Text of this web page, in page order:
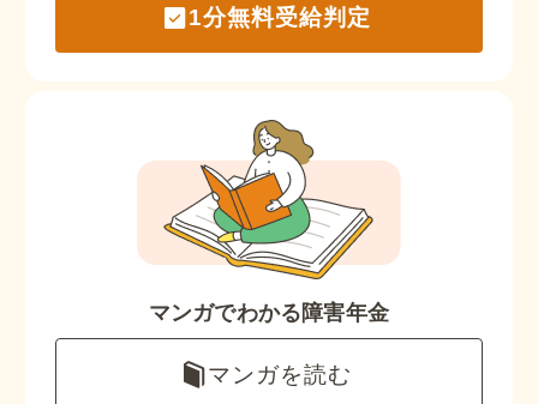
1分無料受給判定
マンガでわかる障害年金
マンガを読む